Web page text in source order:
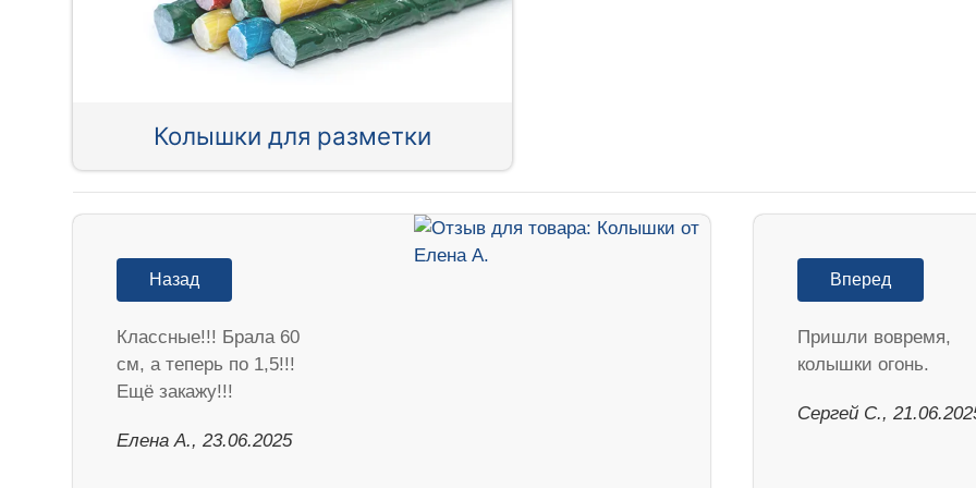
Колышки для разметки
Назад
Классные!!! Брала 60
см, а теперь по 1,5!!!
Ещё закажу!!!
Елена А., 23.06.2025
Вперед
Пришли вовремя,
колышки огонь.
Сергей С.,